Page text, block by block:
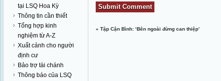
tại LSQ Hoa Kỳ
Thông tin cần thiết
Tổng hợp kinh
nghiệm từ A-Z
Xuất cảnh cho người
định cư
Bảo trợ tài chánh
Thông báo của LSQ
«Tập Cận Bình: ‘Bên ngoài đừng can thiệp’